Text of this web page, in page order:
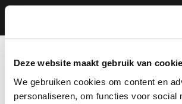
Deze website maakt gebruik van
We gebruiken cookies om content en
personaliseren, om functies voor social